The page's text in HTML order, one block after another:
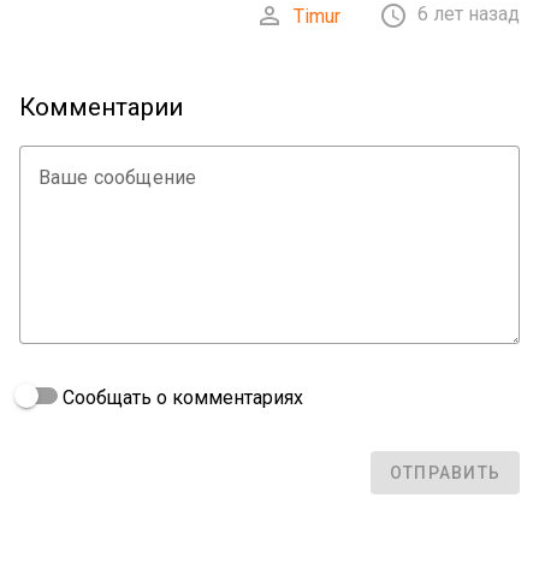
 Timur  6 лет назад
Комментарии
Ваше сообщение
Сообщать о комментариях
ОТПРАВИТЬ